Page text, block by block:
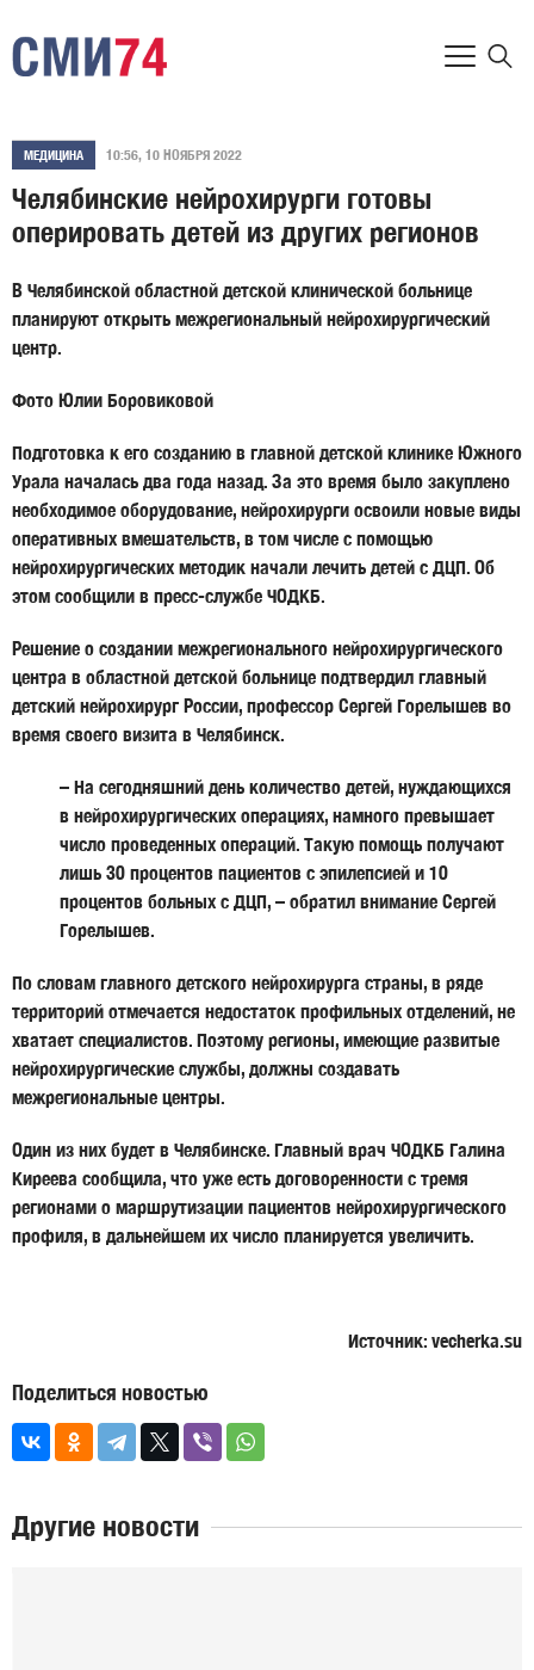
МЕДИЦИНА 10:56, 10 НОЯБРЯ 2022
Челябинские нейрохирурги готовы
оперировать детей из других регионов
В Челябинской областной детской клинической больнице
планируют открыть межрегиональный нейрохирургический
центр.
Фото Юлии Боровиковой
Подготовка к его созданию в главной детской клинике Южного
Урала началась два года назад. За это время было закуплено
необходимое оборудование, нейрохирурги освоили новые виды
оперативных вмешательств, в том числе с помощью
нейрохирургических методик начали лечить детей с ДЦП. Об
этом сообщили в пресс-службе ЧОДКБ.
Решение о создании межрегионального нейрохирургического
центра в областной детской больнице подтвердил главный
детский нейрохирург России, профессор Сергей Горелышев во
время своего визита в Челябинск.
– На сегодняшний день количество детей, нуждающихся
в нейрохирургических операциях, намного превышает
число проведенных операций. Такую помощь получают
лишь 30 процентов пациентов с эпилепсией и 10
процентов больных с ДЦП, – обратил внимание Сергей
Горелышев.
По словам главного детского нейрохирурга страны, в ряде
территорий отмечается недостаток профильных отделений, не
хватает специалистов. Поэтому регионы, имеющие развитые
нейрохирургические службы, должны создавать
межрегиональные центры.
Один из них будет в Челябинске. Главный врач ЧОДКБ Галина
Киреева сообщила, что уже есть договоренности с тремя
регионами о маршрутизации пациентов нейрохирургического
профиля, в дальнейшем их число планируется увеличить.
Источник: vecherka.su
Поделиться новостью
Другие новости